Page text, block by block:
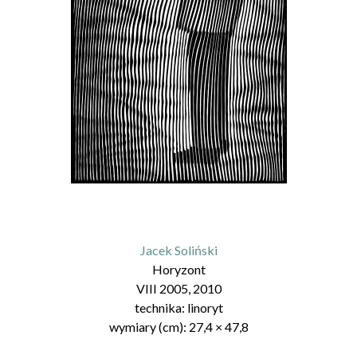
Jacek Soliński
Horyzont
VIII 2005, 2010
technika: linoryt
wymiary (cm): 27,4× 47,8